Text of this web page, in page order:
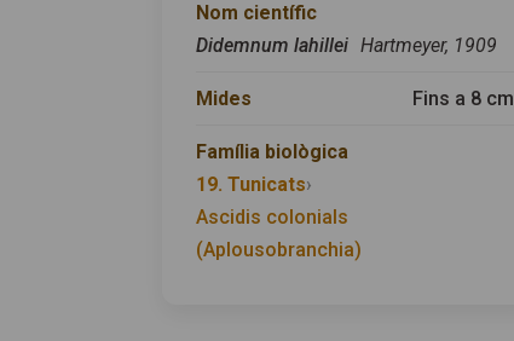
Nom científic
Didemnum lahillei Hartmeyer, 1909
Mides Fins a 8 cm
Família biològica
19. Tunicats›
Ascidis colonials
(Aplousobranchia)